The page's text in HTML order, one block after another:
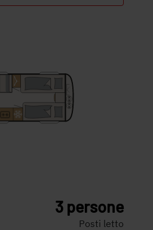
3 persone
Posti letto